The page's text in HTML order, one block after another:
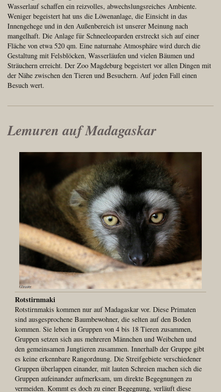
Wasserlauf schaffen ein reizvolles, abwechslungsreiches Ambiente.
Weniger begeistert hat uns die Löwenanlage, die Einsicht in das
Innengehege und in den Außenbereich ist unserer Meinung nach
mangelhaft. Die Anlage für Schneeleoparden erstreckt sich auf einer
Fläche von etwa 520 qm. Eine naturnahe Atmosphäre wird durch die
Gestaltung mit Felsblöcken, Wasserläufen und vielen Bäumen und
Sträuchern erreicht. Der Zoo Magdeburg begeistert vor allen Dingen mit
der Nähe zwischen den Tieren und Besuchern. Auf jeden Fall einen
Besuch wert.
Lemuren auf Madagaskar
Rotstirnmaki
Rotstirnmakis kommen nur auf Madagaskar vor. Diese Primaten
sind ausgesprochene Baumbewohner, die selten auf den Boden
kommen. Sie leben in Gruppen von 4 bis 18 Tieren zusammen,
Gruppen setzen sich aus mehreren Männchen und Weibchen und
den gemeinsamen Jungtieren zusammen. Innerhalb der Gruppe gibt
es keine erkennbare Rangordnung. Die Streifgebiete verschiedener
Gruppen überlappen einander, mit lauten Schreien machen sich die
Gruppen aufeinander aufmerksam, um direkte Begegnungen zu
vermeiden. Kommt es doch zu einer Begegnung, verläuft diese